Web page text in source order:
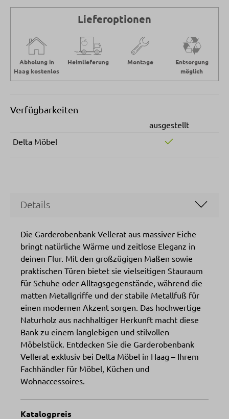
Lieferoptionen
Abholung in
Haag kostenlos
Heimlieferung Montage
Entsorgung
möglich
Verfügbarkeiten
ausgestellt
Delta Möbel
Details
Die Garderobenbank Vellerat aus massiver Eiche
bringt natürliche Wärme und zeitlose Eleganz in
deinen Flur. Mit den großzügigen Maßen sowie
praktischen Türen bietet sie vielseitigen Stauraum
für Schuhe oder Alltagsgegenstände, während die
matten Metallgriffe und der stabile Metallfuß für
einen modernen Akzent sorgen. Das hochwertige
Naturholz aus nachhaltiger Herkunft macht diese
Bank zu einem langlebigen und stilvollen
Möbelstück. Entdecken Sie die Garderobenbank
Vellerat exklusiv bei Delta Möbel in Haag – Ihrem
Fachhändler für Möbel, Küchen und
Wohnaccessoires.
Katalogpreis